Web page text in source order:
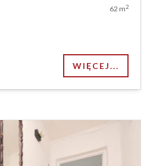
62 m2
WIĘCEJ...